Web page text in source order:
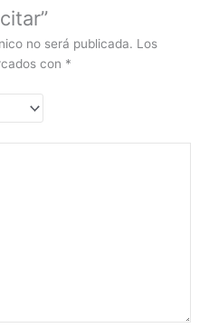
no será publicada. Los
con *